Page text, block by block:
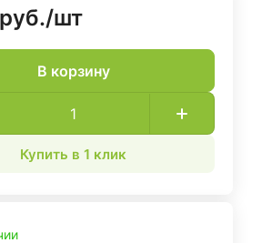
шт
В корзину
Купить в 1 клик